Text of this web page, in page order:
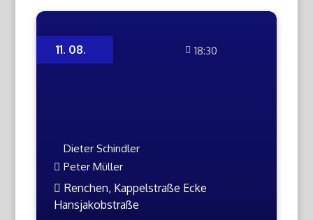
11. 08. 18:30
Dieter Schindler
Peter Müller
Renchen, Kappelstraße Ecke
Hansjakobstraße